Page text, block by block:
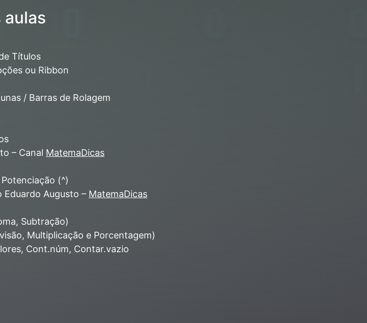
aulas
Títulos
ou Ribbon
/ Barras de Rolagem
– Canal MatemaDicas
(^)
Augusto – MatemaDicas
Subtração)
Multiplicação e Porcentagem)
Cont.núm, Contar.vazio